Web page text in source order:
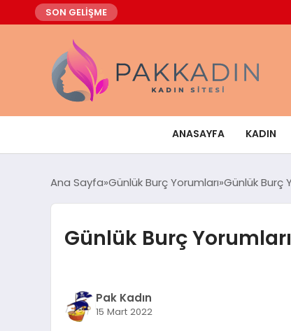
SON GELİŞME
ANASAYFA KADIN
Ana Sayfa Günlük Burç Yorumları Günlük Burç
Günlük Burç
Pak Kadın
15 Mart 2022